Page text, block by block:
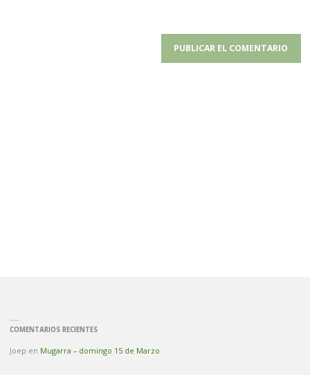
COMENTARIOS RECIENTES
Joep en Mugarra – domingo 15 de Marzo